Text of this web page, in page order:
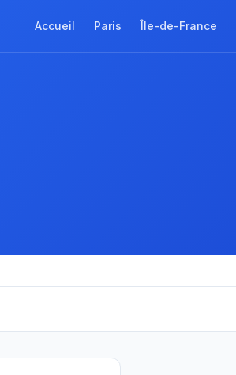
Accueil Paris Île-de-France